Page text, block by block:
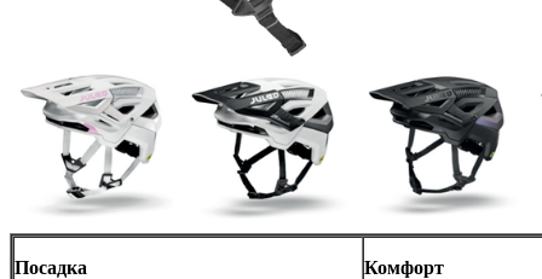
Посадка Комфорт